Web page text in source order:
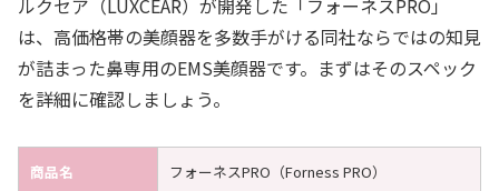
ルクセア（LUXCEAR）が開発した「フォーネスPRO」
は、高価格帯の美顔器を多数手がける同社ならではの知見
が詰まった鼻専用のEMS美顔器です。まずはそのスペック
を詳細に確認しましょう。
商品名 フォーネスPRO（Forness PRO）